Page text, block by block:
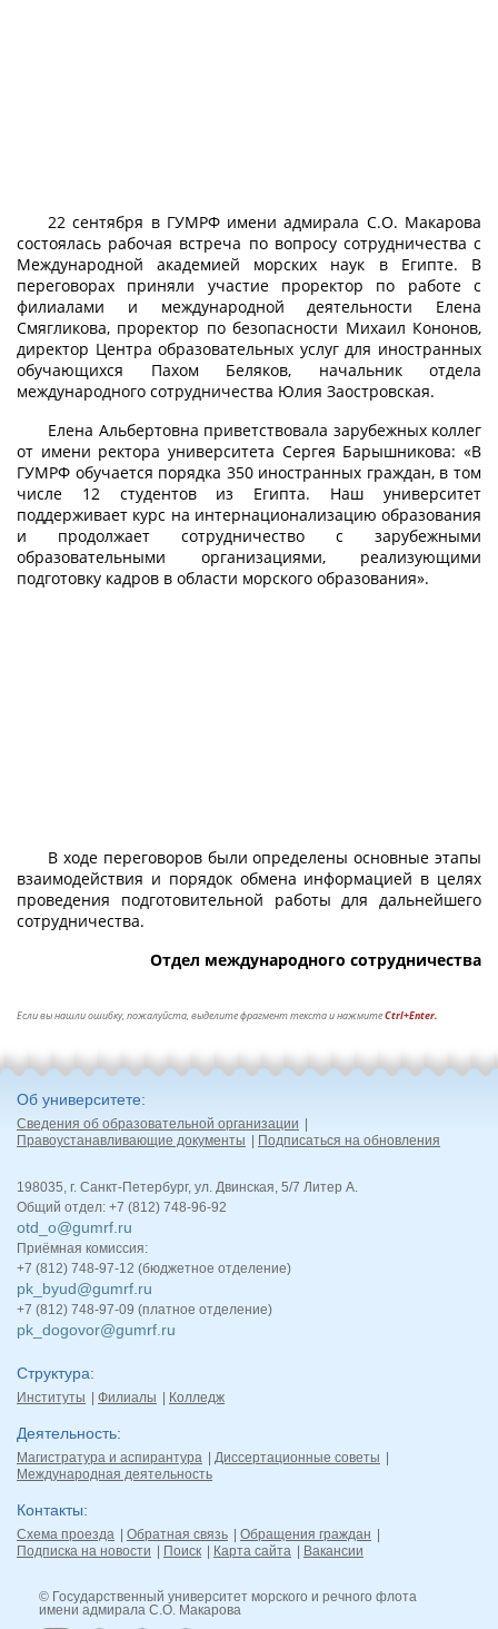
22 сентября в ГУМРФ имени адмирала С.О. Макарова
состоялась рабочая встреча по вопросу сотрудничества с
Международной академией морских наук в Египте. В
переговорах приняли участие проректор по работе с
филиалами и международной деятельности Елена
Смягликова, проректор по безопасности Михаил Кононов,
директор Центра образовательных услуг для иностранных
обучающихся Пахом Беляков, начальник отдела
международного сотрудничества Юлия Заостровская.
Елена Альбертовна приветствовала зарубежных коллег
от имени ректора университета Сергея Барышникова: «В
ГУМРФ обучается порядка 350 иностранных граждан, в том
числе 12 студентов из Египта. Наш университет
поддерживает курс на интернационализацию образования
и продолжает сотрудничество с зарубежными
образовательными организациями, реализующими
подготовку кадров в области морского образования».
В ходе переговоров были определены основные этапы
взаимодействия и порядок обмена информацией в целях
проведения подготовительной работы для дальнейшего
сотрудничества.
Отдел международного сотрудничества
Если вы нашли ошибку, пожалуйста, выделите фрагмент текста и нажмитеCtrl+Enter.
Об университете
Сведения об образовательной организации
Правоустанавливающие документы
Подписаться на обновления
198035, г. Санкт-Петербург, ул. Двинская, 5/7 Литер А.
Общий отдел: +7 (812) 748-96-92
otd_o@gumrf.ru
Приёмная комиссия:
+7 (812) 748-97-12 (бюджетное отделение)
pk_byud@gumrf.ru
+7 (812) 748-97-09 (платное отделение)
pk_dogovor@gumrf.ru
Структура
Институты Филиалы Колледж
Деятельность
Магистратура и аспирантура
Диссертационные советы
Международная деятельность
Контакты
Схема проезда Обратная связь
Обращения граждан
Подписка на новости
Поиск Карта сайта Вакансии
© Государственный университет морского и речного флота
имени адмирала С.О. Макарова